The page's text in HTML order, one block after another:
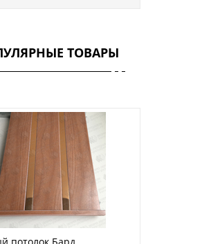
ТОВАРЫ